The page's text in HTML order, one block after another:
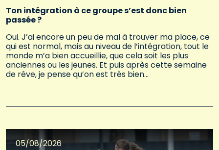
Ton intégration à ce groupe s’est donc bien
passée ?
Oui. J’ai encore un peu de mal à trouver ma place, ce
qui est normal, mais au niveau de l’intégration, tout le
monde m’a bien accueillie, que cela soit les plus
anciennes ou les jeunes. Et puis après cette semaine
de rêve, je pense qu’on est très bien…
05/08/2026